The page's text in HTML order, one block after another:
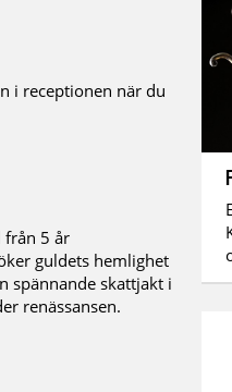
i receptionen när du
från 5 år
guldets hemlighet
spännande skattjakt i
renässansen.